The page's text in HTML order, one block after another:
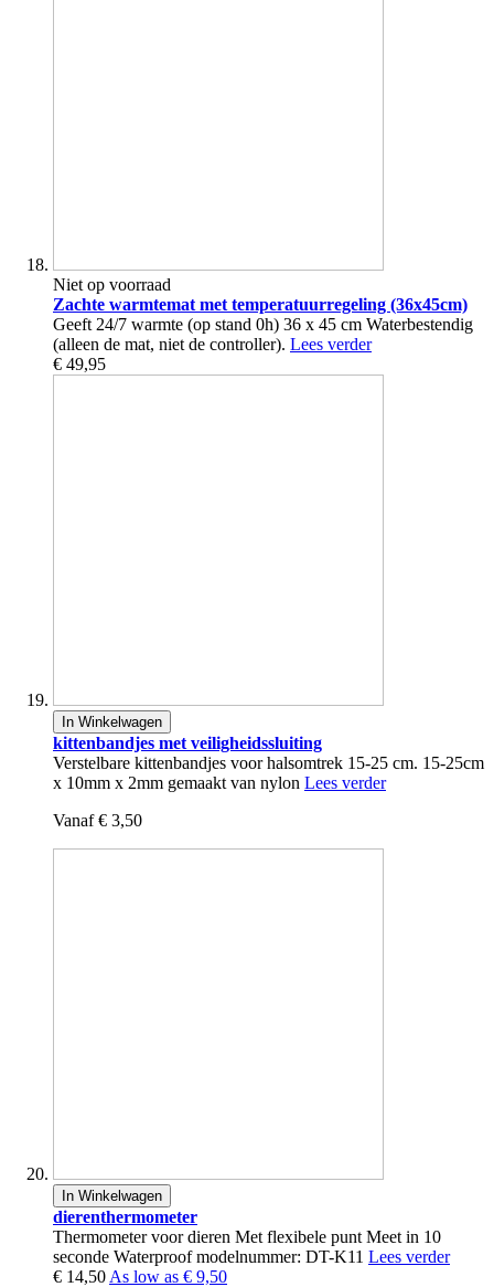
Niet op voorraad
Zachte warmtemat met temperatuurregeling (36x45cm)
Geeft 24/7 warmte (op stand 0h) 36 x 45 cm Waterbestendig
(alleen de mat, niet de controller). Lees verder
€ 49,95
In Winkelwagen
kittenbandjes met veiligheidssluiting
Verstelbare kittenbandjes voor halsomtrek 15-25 cm. 15-25cm
x 10mm x 2mm gemaakt van nylon Lees verder
Vanaf € 3,50
In Winkelwagen
dierenthermometer
Thermometer voor dieren Met flexibele punt Meet in 10
seconde Waterproof modelnummer: DT-K11 Lees verder
€ 14,50 As low as € 9,50